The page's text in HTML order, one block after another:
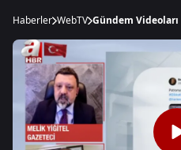
Haberler WebTV Gündem Videoları